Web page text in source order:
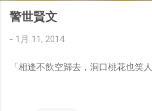
警世賢文
- 1月 11, 2014
「相逢不飲空歸去，洞口桃花也笑